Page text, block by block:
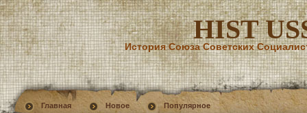
HIST
История Союза Советских
Главная Новое Популярное